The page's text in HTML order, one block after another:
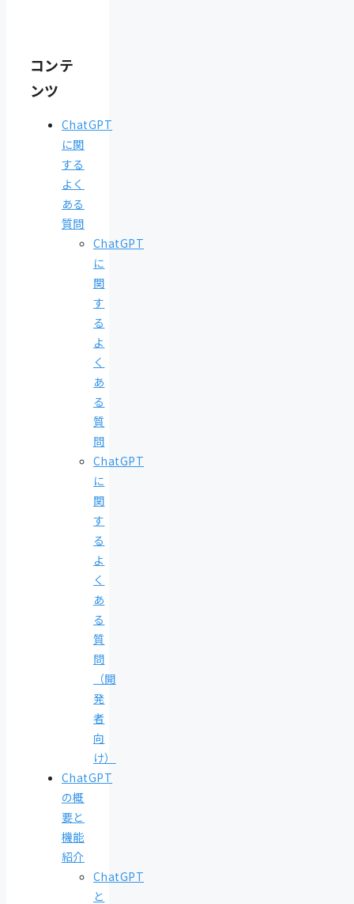
コンテ
ンツ
ChatGPT
に関
する
よく
ある
質問
ChatGPT
に
関
す
る
よ
く
あ
る
質
問
ChatGPT
に
関
す
る
よ
く
あ
る
質
問
（開
発
者
向
け）
ChatGPT
の概
要と
機能
紹介
ChatGPT
と